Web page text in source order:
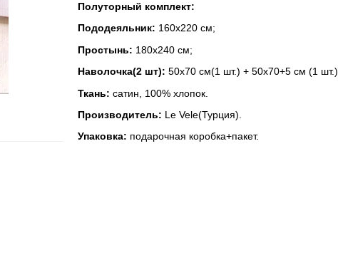
Полуторный комплект:
Пододеяльник: 160x220 см;
Простынь: 180x240 см;
Наволочка(2 шт): 50x70 см(1 шт.) + 50x70+5 см (1 шт.)
Ткань: сатин, 100% хлопок.
Производитель: Le Vele(Турция).
Упаковка: подарочная коробка+пакет.